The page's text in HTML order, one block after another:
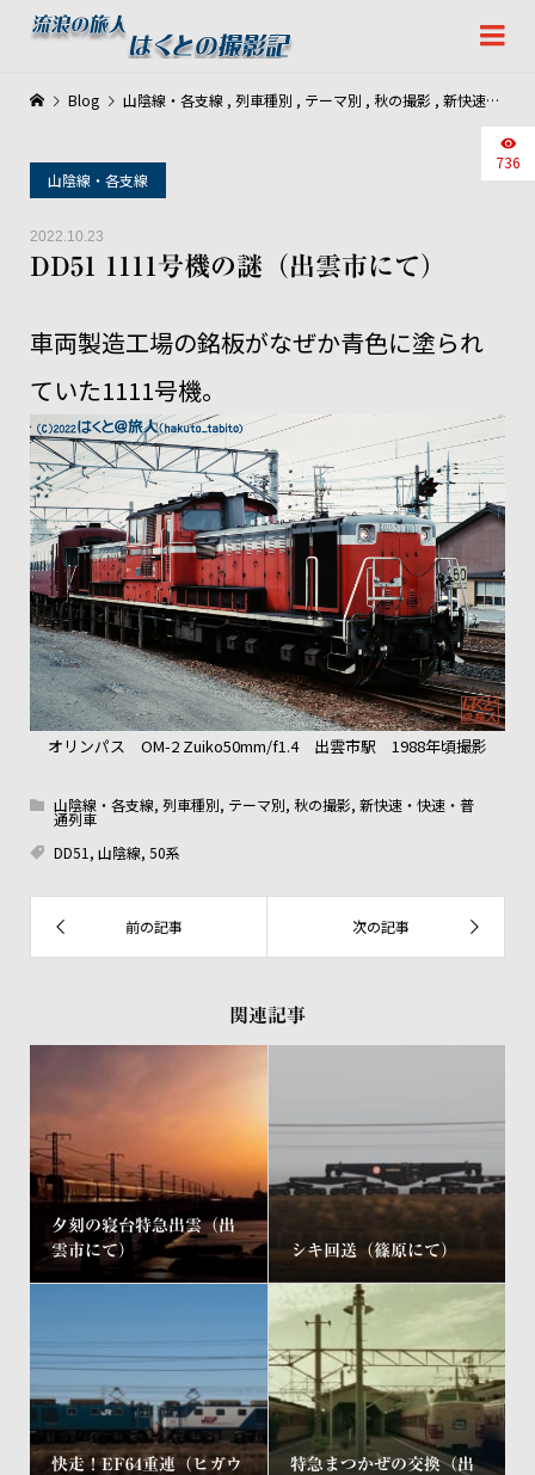
山陰線・各支線
2022.10.23
DD51 1111号機の謎（出雲市にて）
736
Blog 山陰線・各支線 , 列車種別 , テーマ別 , 秋の撮影 , 新快速・快速・普通列車
車両製造工場の銘板がなぜか青色に塗られ
ていた1111号機。
オリンパス OM-2 Zuiko50mm/f1.4 出雲市駅 1988年頃撮影
山陰線・各支線, 列車種別, テーマ別, 秋の撮影, 新快速・快速・普
通列車
DD51, 山陰線, 50系
関連記事
夕刻の寝台特急出雲（出
雲市にて）
シキ回送（篠原にて）
快走！EF64重連（ヒガウ
特急まつかぜの交換（出